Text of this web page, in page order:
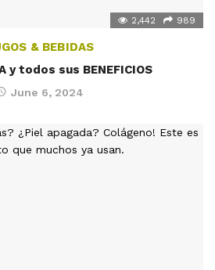
2,442 989
& BEBIDAS
y todos sus BENEFICIOS
June 6, 2024